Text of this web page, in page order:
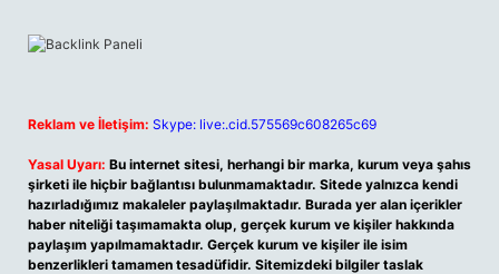
Reklam ve İletişim: Skype: live:.cid.575569c608265c69
Yasal Uyarı: Bu internet sitesi, herhangi bir marka, kurum veya şahıs
şirketi ile hiçbir bağlantısı bulunmamaktadır. Sitede yalnızca kendi
hazırladığımız makaleler paylaşılmaktadır. Burada yer alan içerikler
haber niteliği taşımamakta olup, gerçek kurum ve kişiler hakkında
paylaşım yapılmamaktadır. Gerçek kurum ve kişiler ile isim
benzerlikleri tamamen tesadüfidir. Sitemizdeki bilgiler taslak